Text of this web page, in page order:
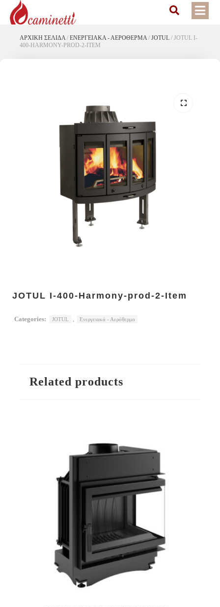
ΑΡΧΙΚΉ ΣΕΛΊΔΑ / ΕΝΕΡΓΕΙΑΚΆ - ΑΕΡΌΘΕΡΜΑ / JOTUL / JOTUL I-
400-HARMONY-PROD-2-ITEM
JOTUL I-400-Harmony-prod-2-Item
Categories: JOTUL , Ενεργειακά - Αερόθερμα
Related products